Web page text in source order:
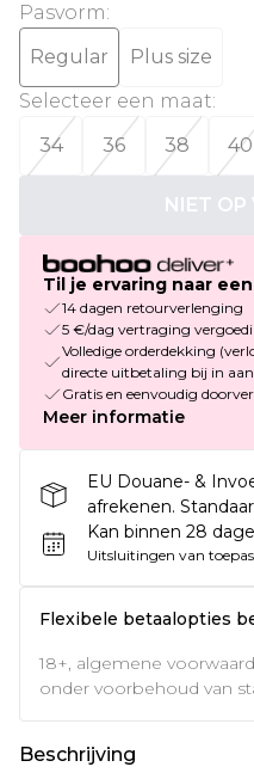
Pasvorm:
Regular
Plus size
Selecteer een maat:
34
36 38 40
NIET OP
Til je ervaring naar
14 dagen retourverlenging
5 €/dag vertraging
Volledige orderdekking
directe uitbetaling bij in
Gratis en eenvoudig
Meer informatie
EU Douane- &
afrekenen.
Kan binnen 28
Uitsluitingen van
Flexibele betaalopties
18+, algemene
onder voorbehoud van
Beschrijving